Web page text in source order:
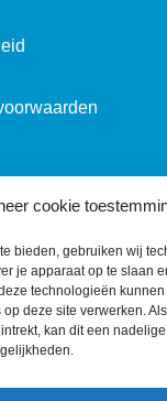
cookie
bieden, gebruiken wij
je apparaat op te slaan
technologieën
deze site verwerken.
kan dit een
F
a
c
Y
o
u
o
n